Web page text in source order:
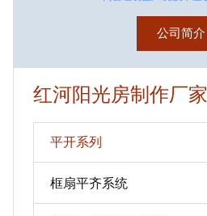
公司简介
红河阳光房制作厂家
平开系列
框扇平齐系统